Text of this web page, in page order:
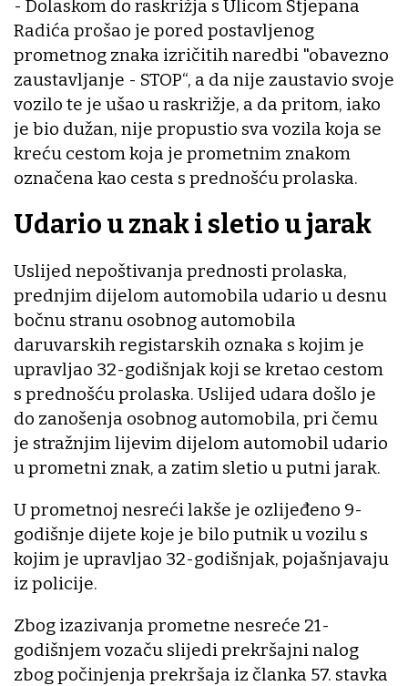
- Dolaskom do raskrižja s Ulicom Stjepana
Radića prošao je pored postavljenog
prometnog znaka izričitih naredbi "obavezno
zaustavljanje - STOP“, a da nije zaustavio svoje
vozilo te je ušao u raskrižje, a da pritom, iako
je bio dužan, nije propustio sva vozila koja se
kreću cestom koja je prometnim znakom
označena kao cesta s prednošću prolaska.
Udario u znak i sletio u jarak
Uslijed nepoštivanja prednosti prolaska,
prednjim dijelom automobila udario u desnu
bočnu stranu osobnog automobila
daruvarskih registarskih oznaka s kojim je
upravljao 32-godišnjak koji se kretao cestom
s prednošću prolaska. Uslijed udara došlo je
do zanošenja osobnog automobila, pri čemu
je stražnjim lijevim dijelom automobil udario
u prometni znak, a zatim sletio u putni jarak.
U prometnoj nesreći lakše je ozlijeđeno 9-
godišnje dijete koje je bilo putnik u vozilu s
kojim je upravljao 32-godišnjak, pojašnjavaju
iz policije.
Zbog izazivanja prometne nesreće 21-
godišnjem vozaču slijedi prekršajni nalog
zbog počinjenja prekršaja iz članka 57. stavka